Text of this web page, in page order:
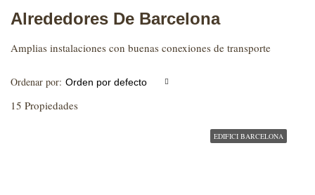
Alrededores De Barcelona
Amplias instalaciones con buenas conexiones de transporte
15 Propiedades
Ordenar por: Orden por defecto
EDIFICI BARCELONA